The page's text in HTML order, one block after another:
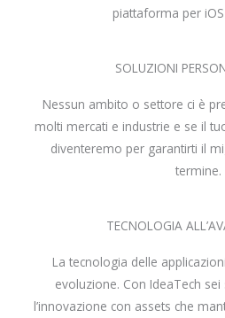
piattaforma per
SOLUZIONI
Nessun ambito o settore ci è
molti mercati e industrie e se il
diventeremo per garantirti il
termine.
TECNOLOGIA
La tecnologia delle
evoluzione. Con IdeaTech
l’innovazione con assets che